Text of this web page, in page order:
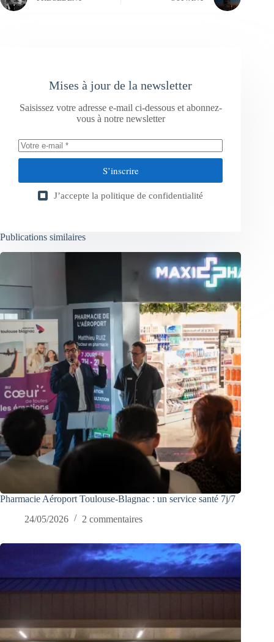
Mises à jour de la newsletter
Saisissez votre adresse e-mail ci-dessous et abonnez-
vous à notre newsletter
S’inscrire
J’accepte la politique de confidentialité
Publications similaires
Pharmacie Aéroport Toulouse-Blagnac : un service santé 7j/7
24/05/2026
2 commentaires